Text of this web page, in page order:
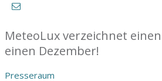
MeteoLux verzeichnet
einen Dezember!
Presseraum